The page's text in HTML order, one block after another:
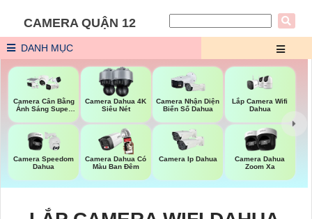
CAMERA QUẬN 12
DANH MỤC
Camera Cân Bằng
Ánh Sáng Super
Camera Dahua 4K
Siêu Nét
Camera Nhận Diện
Biển Số Dahua
Lắp Camera Wifi
Dahua
Camera Speedom
Dahua
Camera Dahua Có
Màu Ban Đêm
Camera Ip Dahua
Camera Dahua
Zoom Xa